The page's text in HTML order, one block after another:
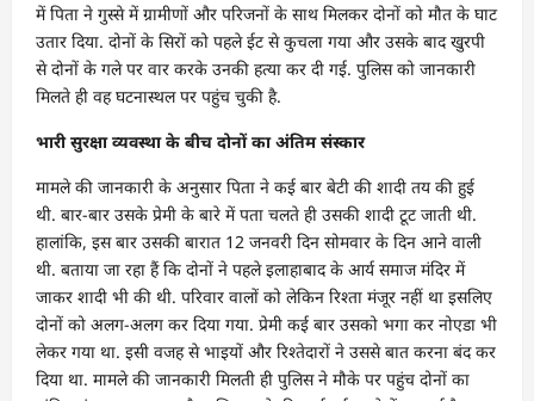
में पिता ने गुस्से में ग्रामीणों और परिजनों के साथ मिलकर दोनों को मौत के घाट
उतार दिया. दोनों के सिरों को पहले ईट से कुचला गया और उसके बाद खुरपी
से दोनों के गले पर वार करके उनकी हत्या कर दी गई. पुलिस को जानकारी
मिलते ही वह घटनास्थल पर पहुंच चुकी है.
भारी सुरक्षा व्यवस्था के बीच दोनों का अंतिम संस्कार
मामले की जानकारी के अनुसार पिता ने कई बार बेटी की शादी तय की हुई
थी. बार-बार उसके प्रेमी के बारे में पता चलते ही उसकी शादी टूट जाती थी.
हालांकि, इस बार उसकी बारात 12 जनवरी दिन सोमवार के दिन आने वाली
थी. बताया जा रहा हैं कि दोनों ने पहले इलाहाबाद के आर्य समाज मंदिर में
जाकर शादी भी की थी. परिवार वालों को लेकिन रिश्ता मंजूर नहीं था इसलिए
दोनों को अलग-अलग कर दिया गया. प्रेमी कई बार उसको भगा कर नोएडा भी
लेकर गया था. इसी वजह से भाइयों और रिश्तेदारों ने उससे बात करना बंद कर
दिया था. मामले की जानकारी मिलती ही पुलिस ने मौके पर पहुंच दोनों का